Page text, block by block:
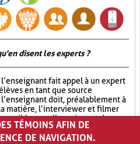
disent les experts ?
l’enseignant fait appel à un expert
en tant que source
doit, préalablement à
matière, l’interviewer et filmer
pour l’enseignant de
en ligne et de les utiliser dans
les droits d’auteur. Par la
TÉMOINS AFIN DE
DE NAVIGATION.